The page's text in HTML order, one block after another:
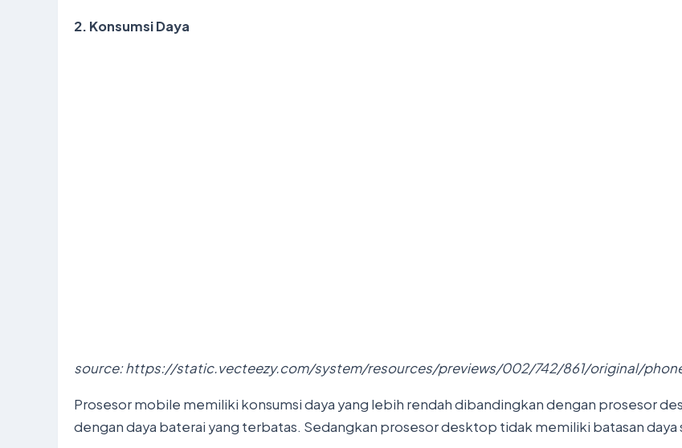
2. Konsumsi Daya
source: https://static.vecteezy.com/system/resources/previews/002/742/861/original/
Prosesor mobile memiliki konsumsi daya yang lebih rendah dibandingkan dengan prosesor
dengan daya baterai yang terbatas. Sedangkan prosesor desktop tidak memiliki batasan